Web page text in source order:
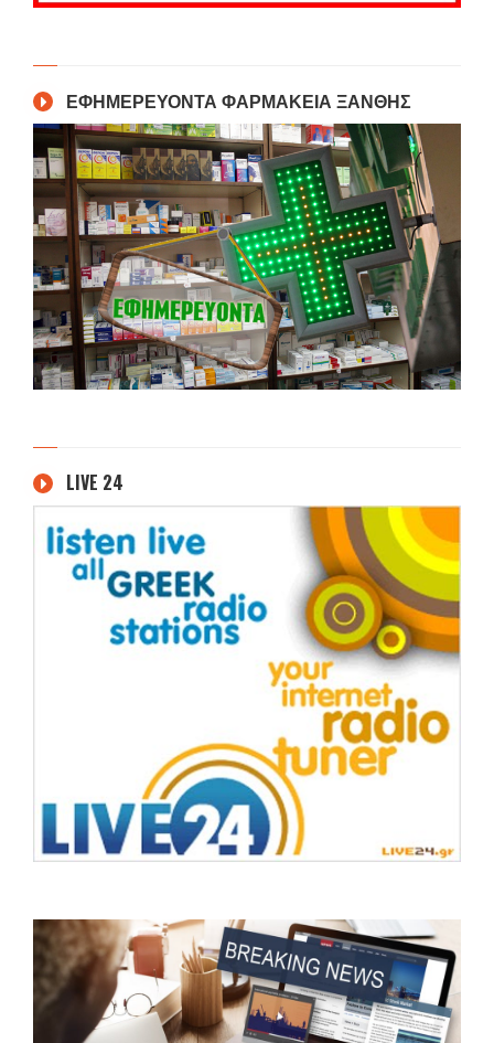
ΕΦΗΜΕΡΕΥΟΝΤΑ ΦΑΡΜΑΚΕΙΑ ΞΑΝΘΗΣ
LIVE 24